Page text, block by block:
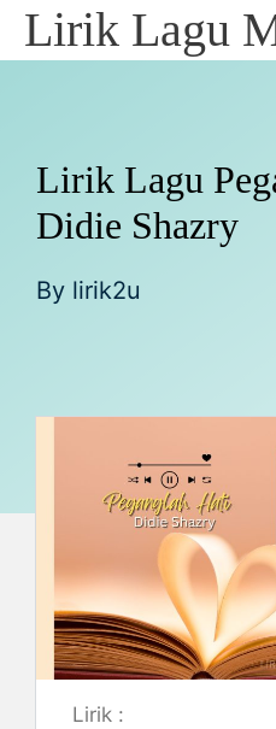
SkipLirik Lagu
Lirik Lagu
Didie Shazry
By lirik2u
Lirik :